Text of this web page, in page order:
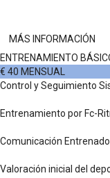
MÁS INFORMACIÓN
ENTRENAMIENTO
€ 40 MENSUAL
Control y Seguimiento
Entrenamiento por Fc-
Comunicación
Valoración inicial del